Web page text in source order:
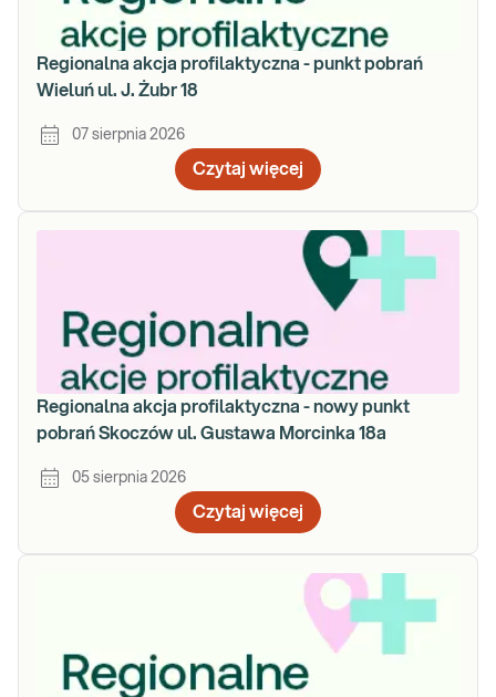
Regionalna akcja profilaktyczna - punkt pobrań
Wieluń ul. J. Żubr 18
07 sierpnia 2026
Czytaj więcej
Regionalna akcja profilaktyczna - nowy punkt
pobrań Skoczów ul. Gustawa Morcinka 18a
05 sierpnia 2026
Czytaj więcej